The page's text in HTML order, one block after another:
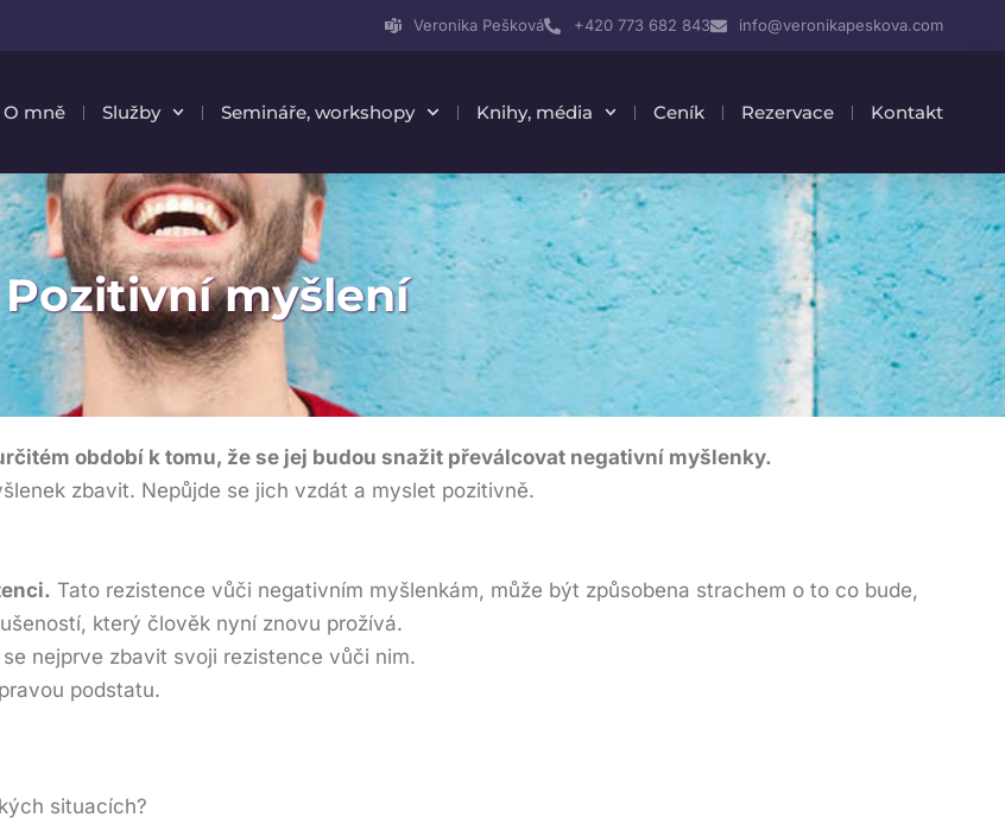
Veronika Pešková +420 773 682 843 info@veronikapeskova.com
O mně Služby Semináře, workshopy Knihy, média Ceník Rezervace Kontakt
Pozitivní myšlení
období k tomu, že se jej budou snažit převálcovat negativní myšlenky.
zbavit. Nepůjde se jich vzdát a myslet pozitivně.
Tato rezistence vůči negativním myšlenkám, může být způsobena strachem o to co bude,
který člověk nyní znovu prožívá.
nejprve zbavit svoji rezistence vůči nim.
podstatu.
situacích?